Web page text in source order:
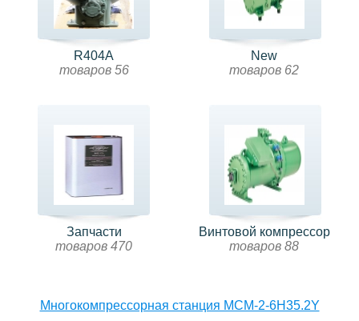
R404A
товаров 56
New
товаров 62
Запчасти
товаров 470
Винтовой компрессор
товаров 88
Многокомпрессорная станция MCM-2-6H35.2Y